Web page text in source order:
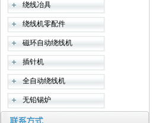
绕线冶具
绕线机零配件
磁环自动绕线机
插针机
全自动绕线机
无铅锡炉